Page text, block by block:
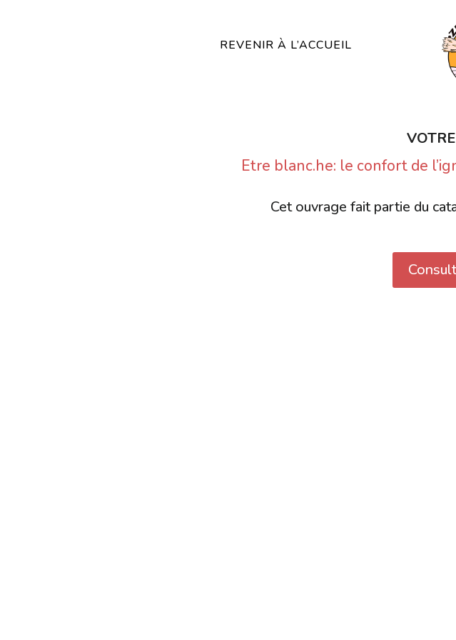
REVENIR À L’ACCUEIL
Etre blanc.he: le confort de
Cet ouvrage fait partie du